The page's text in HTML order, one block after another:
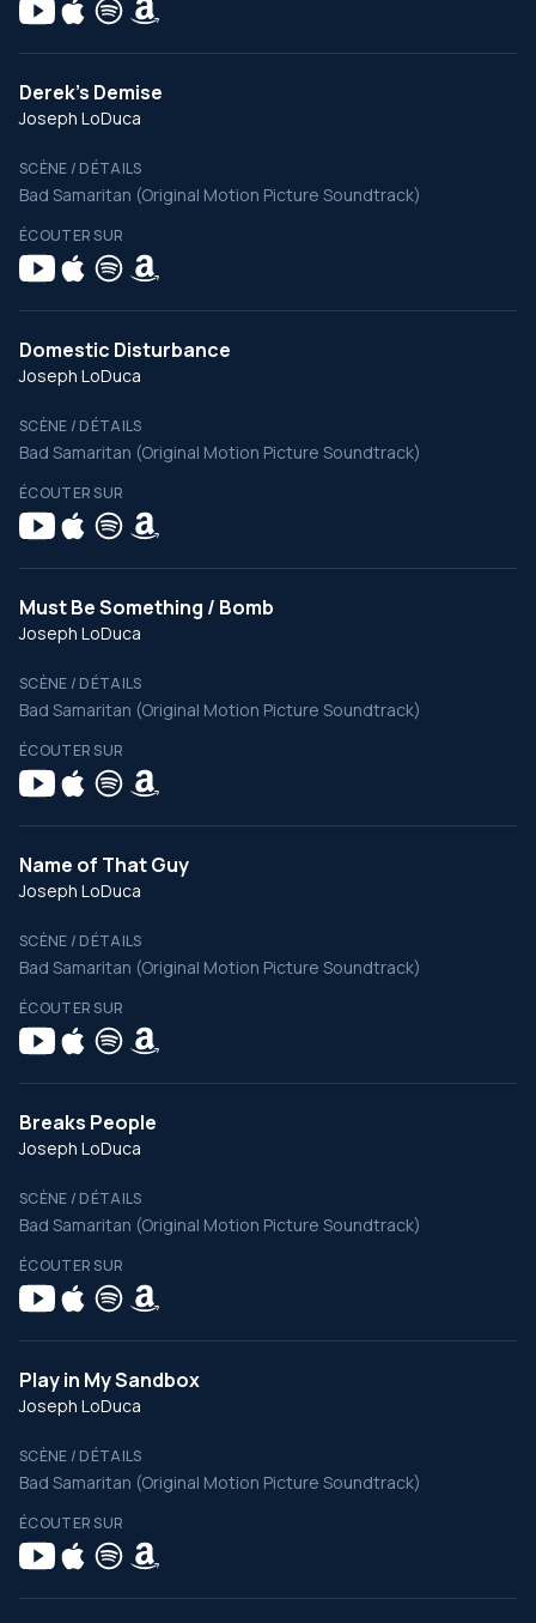
Derek's Demise
Joseph LoDuca
SCÈNE / DÉTAILS
Bad Samaritan (Original Motion Picture Soundtrack)
ÉCOUTER SUR
Domestic Disturbance
Joseph LoDuca
SCÈNE / DÉTAILS
Bad Samaritan (Original Motion Picture Soundtrack)
ÉCOUTER SUR
Must Be Something / Bomb
Joseph LoDuca
SCÈNE / DÉTAILS
Bad Samaritan (Original Motion Picture Soundtrack)
ÉCOUTER SUR
Name of That Guy
Joseph LoDuca
SCÈNE / DÉTAILS
Bad Samaritan (Original Motion Picture Soundtrack)
ÉCOUTER SUR
Breaks People
Joseph LoDuca
SCÈNE / DÉTAILS
Bad Samaritan (Original Motion Picture Soundtrack)
ÉCOUTER SUR
Play in My Sandbox
Joseph LoDuca
SCÈNE / DÉTAILS
Bad Samaritan (Original Motion Picture Soundtrack)
ÉCOUTER SUR